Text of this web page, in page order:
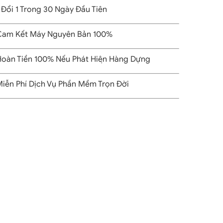
Đổi 1 Trong 30 Ngày Đầu Tiên
Kết Máy Nguyên Bản 100%
Tiền 100% Nếu Phát Hiện Hàng Dựng
Phí Dịch Vụ Phần Mềm Trọn Đời